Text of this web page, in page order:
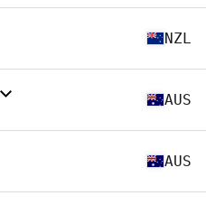
NZL
AUS
AUS